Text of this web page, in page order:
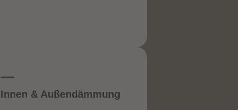
Innen & Außendämmung